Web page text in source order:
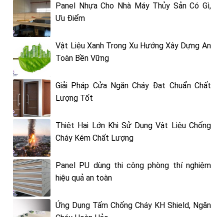
Panel Nhựa Cho Nhà Máy Thủy Sản Có Gì,
Ưu Điểm
Vật Liệu Xanh Trong Xu Hướng Xây Dựng An
Toàn Bền Vững
Giải Pháp Cửa Ngăn Cháy Đạt Chuẩn Chất
Lượng Tốt
Thiệt Hại Lớn Khi Sử Dụng Vật Liệu Chống
Cháy Kém Chất Lượng
Panel PU dùng thi công phòng thí nghiệm
hiệu quả an toàn
Ứng Dụng Tấm Chống Cháy KH Shield, Ngăn